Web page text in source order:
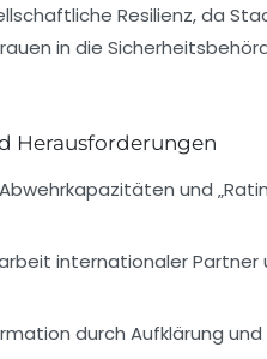
Resilienz, da
in die
Herausforderungen
und
internationaler Partner
durch Aufklärung